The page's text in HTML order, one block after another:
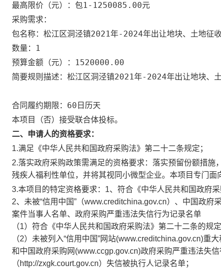
最高限价（元）： 包1-1250085.00元
采购需求：
包名称： 松江区洞泾镇2021年-2024年出让地块、土地征
数量： 1
预算金额（元）： 1520000.00
简要规则描述： 松江区洞泾镇2021年-2024年出让地块、
合同履约期限： 60日历天
本项目（否）接受联合体投标。
二、申请人的资格要求：
1.满足《中华人民共和国政府采购法》第二十二条规定；
2.落实政府采购政策需满足的资格要求： 落实预留份额措施
残疾人福利性单位，并将其视同小微型企业。本项目专门面
3.本项目的特定资格要求： 1、符合《中华人民共和国政府
2、未被“信用中国”（www.creditchina.gov.cn）、中国政
案件当事人名单、政府采购严重违法失信行为记录名单
（1）符合《中华人民共和国政府采购法》第二十二条的规定
（2）未被列入“信用中国”网站(www.creditchina.gov.cn)
和中国政府采购网(www.ccgp.gov.cn)政府采购严重违法失
（http://zxgk.court.gov.cn）失信被执行人记录名单；